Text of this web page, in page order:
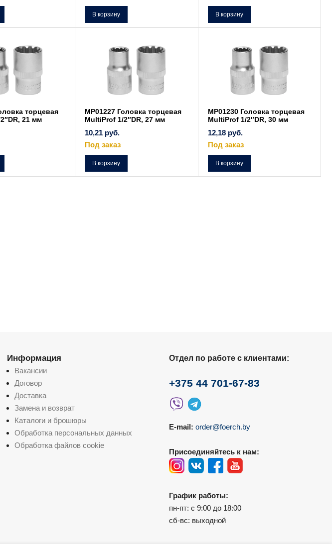
В корзину В корзину
торцевая
21 мм
MP01227 Головка торцевая
MultiProf 1/2″DR, 27 мм
10,21 руб.
Под заказ
В корзину
MP01230 Головка торцевая
MultiProf 1/2″DR, 30 мм
12,18 руб.
Под заказ
В корзину
Информация
Вакансии
Договор
Доставка
Замена и возврат
Каталоги и брошюры
Обработка персональных данных
Обработка файлов cookie
Отдел по работе с клиентами:
+375 44 701-67-83
E-mail: order@foerch.by
Присоединяйтесь к нам:
График работы:
пн-пт: с 9:00 до 18:00
сб-вс: выходной